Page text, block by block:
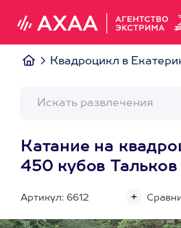
Квадроцикл в
Катание на
450 кубов
Артикул: 6612